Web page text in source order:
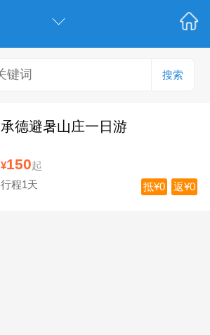
搜索
承德避暑山庄一日游
¥150起
行程1天
返¥0
抵¥0